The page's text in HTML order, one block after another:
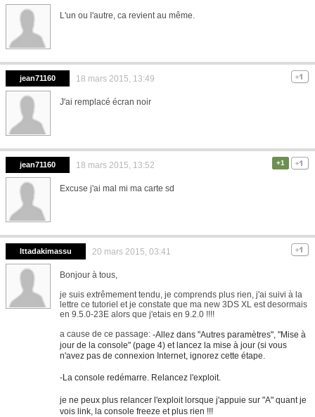
L'un ou l'autre, ca revient au même.
jean71160 18 mars 2015, 13:49
J'ai remplacé écran noir
jean71160 18 mars 2015, 13:52 +1
Excuse j'ai mal mi ma carte sd
Ittadakimassu 20 mars 2015, 03:41
Bonjour à tous,
je suis extrêmement tendu, je comprends plus rien, j'ai suivi à la
lettre ce tutoriel et je constate que ma new 3DS XL est desormais
en 9.5.0-23E alors que j'etais en 9.2.0 !!!!
a cause de ce passage: -Allez dans "Autres paramètres", "Mise à
jour de la console" (page 4) et lancez la mise à jour (si vous
n'avez pas de connexion Internet, ignorez cette étape.
-La console redémarre. Relancez l'exploit.
je ne peux plus relancer l'exploit lorsque j'appuie sur "A" quant je
vois link, la console freeze et plus rien !!!